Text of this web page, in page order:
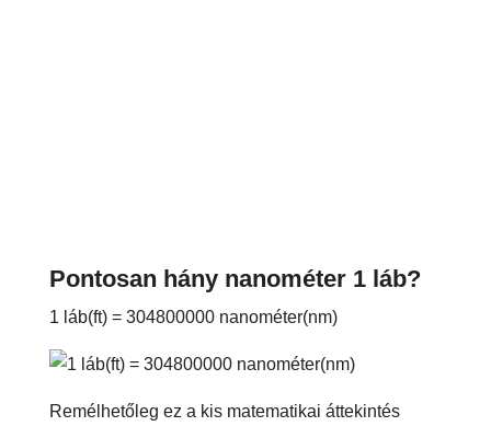
Pontosan hány nanométer 1 láb?
1 láb(ft) = 304800000 nanométer(nm)
Remélhetőleg ez a kis matematikai áttekintés